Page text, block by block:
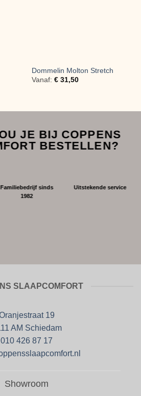
Dommelin Molton Stretch
Vanaf: €31,50
JE BIJ COPPENS
BESTELLEN?
Familiebedrijf sinds
1982
Uitstekende service
SLAAPCOMFORT
19
AM Schiedam
010 426 87 17
Showroom